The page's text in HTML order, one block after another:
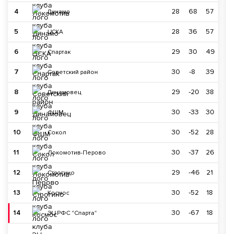
4 Динамо 28 68 57
5 ЦСКА 28 36 57
6 Спартак 29 30 49
7 Советский район 30 -8 39
8 Динамовец 29 -20 38
9 ФШМ 30 -33 30
10 Сокол 30 -52 28
11 Локомотив-Перово 30 -37 26
12 Строгино 29 -46 21
13 Космос 30 -52 18
14 ЭЦ РФС "Спарта" 30 -67 18